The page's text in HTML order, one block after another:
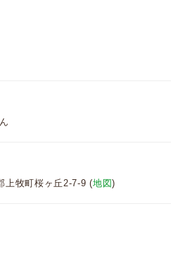
上牧町桜ヶ丘2-7-9 (地図)